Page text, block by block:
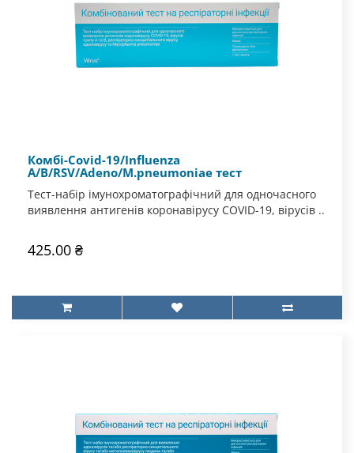
Комбі-Covid-19/Influenza
A/B/RSV/Adeno/M.pneumoniae тест
Тест-набір імунохроматографічний для одночасного
виявлення антигенів коронавірусу COVID-19, вірусів ..
425.00 ₴